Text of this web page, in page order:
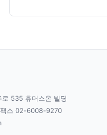
535 휴머스온 빌딩
스 02-6008-9270